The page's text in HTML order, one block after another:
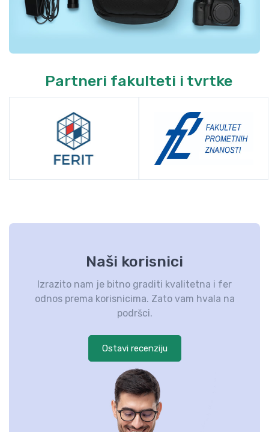
Partneri fakulteti i tvrtke
Naši korisnici
Izrazito nam je bitno graditi kvalitetna i fer
odnos prema korisnicima. Zato vam hvala na
podršci.
Ostavi recenziju